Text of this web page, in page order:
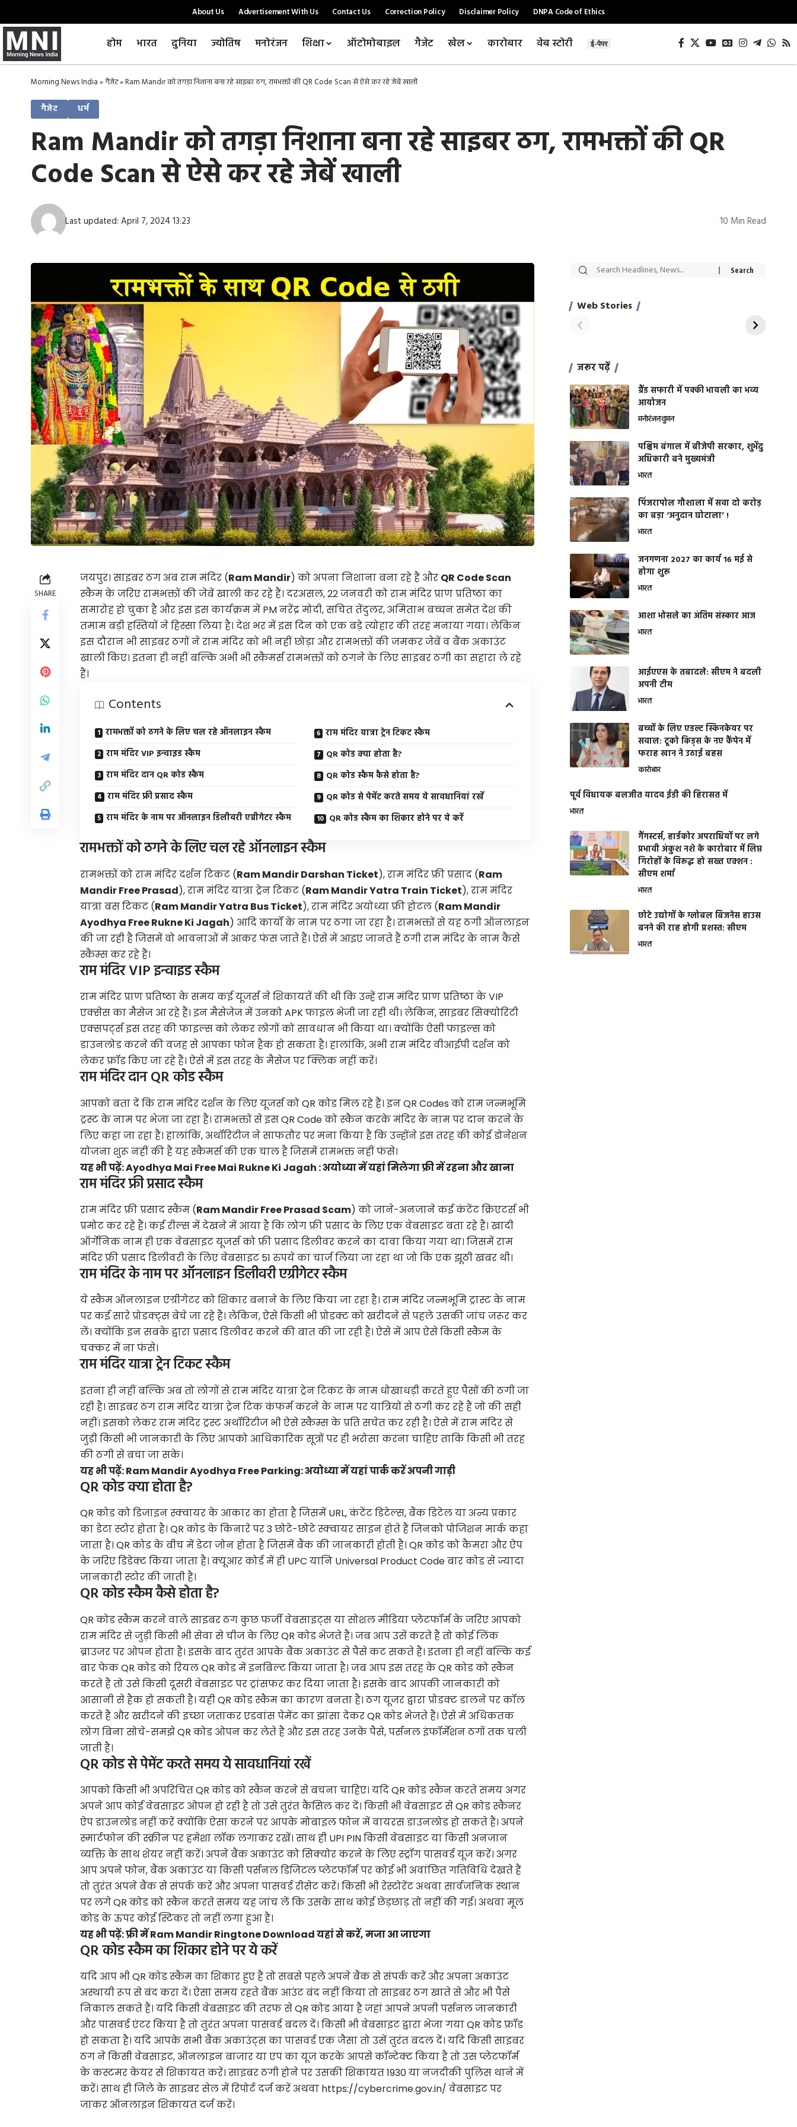
About Us Advertisement With Us Contact Us Correction Policy Disclaimer Policy DNPA Code of Ethics
होम भारत दुनिया ज्योतिष मनोरंजन शिक्षा ऑटोमोबाइल गैजेट खेल कारोबार वेब स्टोरी ई-पेपर
Morning News India»गैजेट»Ram Mandir को तगड़ा निशाना बना रहे साइबर ठग, रामभक्तों की QR Code Scan से ऐसे कर रहे जेबें खाली
गैजेट धर्म
Ram Mandir को तगड़ा निशाना बना रहे साइबर ठग, रामभक्तों की QR
Code Scan से ऐसे कर रहे जेबें खाली
Last updated: April 7, 2024 13:23 10 Min Read
SHARE
जयपुर। साइबर ठग अब राम मंदिर (Ram Mandir) को अपना निशाना बना रहे हैं और QR Code Scan
स्कैम के जरिए रामभक्तों की जेबें खाली कर रहे हैं। दरअसल, 22 जनवरी को राम मंदिर प्राण प्रतिष्ठा का
समारोह हो चुका है और इस इस कार्यक्रम में PM नरेंद्र मोदी, सचित तेंदुलर, अमिताभ बच्चन समेत देश की
तमाम बड़ी हस्तियों ने हिस्सा लिया है। देश भर में इस दिन को एक बड़े त्योहार की तरह मनाया गया। लेकिन
इस दौरान भी साइबर ठगों ने राम मंदिर को भी नहीं छोड़ा और रामभक्तों की जमकर जेबें व बैंक अकाउंट
खाली किए। इतना ही नहीं बल्कि अभी भी स्कैमर्स रामभक्तों को ठगने के लिए साइबर ठगी का सहारा ले रहे
हैं।
Contents
रामभक्तों को ठगने के लिए चल रहे ऑनलाइन स्कैम
राम मंदिर VIP इन्वाइड स्कैम
राम मंदिर दान QR कोड स्कैम
राम मंदिर फ्री प्रसाद स्कैम
राम मंदिर के नाम पर ऑनलाइन डिलीवरी एग्रीगेटर स्कैम
राम मंदिर यात्रा ट्रेन टिकट स्कैम
QR कोड क्या होता है?
QR कोड स्कैम कैसे होता है?
QR कोड से पेमेंट करते समय ये सावधानियां रखें
QR कोड स्कैम का शिकार होने पर ये करें
रामभक्तों को ठगने के लिए चल रहे ऑनलाइन स्कैम
रामभक्तों को राम मंदिर दर्शन टिकट (Ram Mandir Darshan Ticket), राम मंदिर फ्री प्रसाद (Ram
Mandir Free Prasad), राम मंदिर यात्रा ट्रेन टिकट (Ram Mandir Yatra Train Ticket), राम मंदिर
यात्रा बस​ ​टिकट (Ram Mandir Yatra Bus Ticket), राम मंदिर अयोध्या फ्री होटल (Ram Mandir
Ayodhya Free Rukne Ki Jagah) आदि कार्यों के नाम पर ठगा जा रहा है। रामभक्तों से यह ठगी ऑनलाइन
की जा रही है जिसमें वो भावनाओं में आकर फंस जाते हैं। ऐसे में आइए जानते हैं ठगी राम मंदिर के नाम कैसे
स्कैम्स कर रहे हैं।
राम मंदिर VIP इन्वाइड स्कैम
राम मंदिर प्राण प्रतिष्ठा के समय कई यूजर्स ने शिकायतें की थी कि उन्हें राम मंदिर प्राण प्रतिष्ठा के VIP
एक्सेस का मैसेज आ रहे हैं। इन मैसेजेज में उनको APK फाइल भेजी जा रही थी। लेकिन, साइबर सिक्योरिटी
एक्सपर्ट्स इस तरह की फाइल्स को लेकर लोगों को सावधान भी किया था। क्योंकि ऐसी फाइल्स को
डाउनलोड करने की वजह से आपका फोन हैक हो सकता है। हालांकि, अभी राम मंदिर वीआईपी दर्शन को
लेकर फ्रॉड किए जा रहे हैं। ऐसे में इस तरह के मैसेज पर क्लिक नहीं करें।
राम मंदिर दान QR कोड स्कैम
आपको बता दें कि राम मंदिर दर्शन के लिए यूजर्स को QR कोड मिल रहे हैं। इन QR Codes को राम जन्मभूमि
ट्रस्ट के नाम पर भेजा जा रहा है। रामभक्तों से इस QR Code को स्कैन करके मंदिर के नाम पर दान करने के
लिए कहा जा रहा है। हालांकि, अथॉरिटीज ने साफतौर पर मना किया है कि उन्होंने इस तरह की कोई डोनेशन
योजना शुरू नहीं की है यह स्कैमर्स की एक चाल है जिसमें रामभक्त नहीं फंसे।
यह भी पढ़ें:Ayodhya Mai Free Mai Rukne Ki Jagah : अयोध्या में यहां मिलेगा फ्री में रहना और खाना
राम मंदिर फ्री प्रसाद स्कैम
राम मंदिर फ्री प्रसाद स्कैम (Ram Mandir Free Prasad Scam) को जाने-अनजाने कई कंटेंट क्रिएटर्स भी
प्रमोट कर रहे हैं। कई रील्स में देखने में आया है कि लोग फ्री प्रसाद के लिए एक वेबसाइट बता रहे हैं। खादी
ऑर्गेनिक नाम ही एक वेबसाइट यूजर्स को फ्री प्रसाद डिलीवर करने का दावा किया गया था। जिसमेंराम
मंदिरफ्री प्रसाद डिलीवरी के लिए वेबसाइट 51 रुपये का चार्ज लिया जा रहा था जो कि एक झूठी खबर थी।
राम मंदिर के नाम पर ऑनलाइन डिलीवरी एग्रीगेटर स्कैम
ये स्कैम ऑनलाइन एग्रीगेटर को शिकार बनाने के लिए किया जा रहा है। राम मंदिर जन्मभूमि ट्रास्ट के नाम
पर कई सारे प्रोडक्ट्स बेचे जा रहे हैं। लेकिन, ऐसे किसी भी प्रोडक्ट को खरीदने से पहले उसकी जांच जरूर कर
लें। क्योंकि इन सबके द्वारा प्रसाद डिलीवर करने की बात की जा रही है। ऐसे में आप ऐसे किसी स्कैम के
चक्कर में ना फंसे।
राम मंदिर यात्रा ट्रेन टिकट स्कैम
इतना ही नहीं बल्कि अब तो लोगों से राम मंदिर यात्रा ट्रेन टिकट के नाम धोखाधड़ी करते हुए पैसों की ठगी जा
रही है। साइबर ठग राम मंदिर यात्रा ट्रेन टिक कंफर्म करने के नाम पर यात्रियों से ठगी कर रहे हैं जो की सही
नहीं। इसको लेकर राम मंदिर ट्रस्ट अथॉरिटीज भी ऐसे स्कैम्स के प्रति सचेत कर रही है। ऐसे में राम मंदिर से
जुड़ी किसी भी जानकारी के लिए आपको आधिकारिक सूत्रों पर ही भरोसा करना चाहिए ताकि किसी भी तरह
की ठगी से बचा जा सके।
यह भी पढ़ें:Ram Mandir Ayodhya Free Parking: अयोध्या में यहां पार्क करें अपनी गाड़ी
QR कोड क्या होता है?
QR कोड को डिजाइन स्क्वायर के आकार का होता है जिसमें URL, कंटेंट डिटेल्स, बैंक डिटेल या अन्य प्रकार
का डेटा स्टोर होता है। QR कोड के किनारे पर 3 छोटे-छोटे स्क्वायर साइन होते हैं जिनको पोजिशन मार्क कहा
जाता है। QR कोड के बीच में डेटा जोन होता है जिसमें बैंक की जानकारी होती है। QR कोड को कैमरा और ऐप
के जरिए डिडेक्ट किया जाता है। क्यूआर कोर्ड में ही UPC यानि Universal Product Code बार कोड से ज्यादा
जानकारी स्टोर की जाती है।
QR कोड स्कैम कैसे होता है?
QR कोड स्कैम करने वाले साइबर ठग कुछ फर्जी वेबसाइट्स या सोशल मीडिया प्लेटफॉर्म के जरिए आपको
राम मंदिर से जुड़ी किसी भी सेवा से चीज के लिए QR कोड भेजते हैं। जब आप उसें करते हैं तो कोई लिंक
ब्राउजर पर ओपन होता है। इसके बाद तुरंत आपके बैंक अकाउंट से पैसे कट सकते हैं। इतना ही नहीं बल्कि कई
बार फेक QR कोड को रियल QR कोड में इनबिल्ट किया जाता है। जब आप इस तरह के QR कोड को स्कैन
करते हैं तो उसे किसी दूसरी वेबसाइट पर ट्रांसफर कर दिया जाता है। इसके बाद आपकी जानकारी को
आसानी से हैक हो सकती है। यही QR कोड स्कैम का कारण बनता है। ठग यूजर द्वारा प्रोडक्ट डालने पर कॉल
करते हैं और खरीदने की इच्छा जताकर एडवांस पेमेंट का झांसा देकर QR कोड भेजते हैं। ऐसे में अधिकतक
लोग बिना सोचे-समझे QR कोड ओपन कर लेते हैं और इस तरह उनके पैसे, पर्सनल इंफॉर्मेशन ठगों तक चली
जाती है।
QR कोड से पेमेंट करते समय ये सावधानियां रखें
आपको किसी भी अपरिचित QR कोड को स्कैन करने से बचना चाहिए। यदि QR कोड स्कैन करते समय अगर
अपने आप कोई वेबसाइट ओपन हो रही है तो उसे तुरंत कैंसिल कर दें। किसी भी वेबसाइट से QR कोड स्कैनर
ऐप डाउनलोड नहीं करें क्योंकि ऐसा करने पर आपके मोबाइल फोन में वायरस डाउनलोड हो सकते हैं। अपने
स्मार्टफोन की स्क्रीन पर हमेशा लॉक लगाकर रखें। साथ ही UPI PIN किसी वेबसाइट या किसी अनजान
व्यक्ति के साथ शेयर नहीं करें। अपने बैंक अकाउंट को सिक्योर करने के लिए स्ट्रॉंग पासवर्ड यूज करें। अगर
आप अपने फोन, बैंक अकाउंट या किसी पर्सनल डिजिटल प्लेटफॉर्म पर कोई भी अवांछित गतिविधि देखते हैं
तो तुरंत अपने बैंक से संपर्क करें और अपना पासवर्ड रीसेट करें। किसी भी रेस्टोरेंट अथवा सार्वजनिक स्थान
पर लगे QR कोड को स्कैन करते समय यह जांच लें कि उसके साथ कोई छेड़छाड़ तो नहीं की गई। अथवा मूल
कोड के ऊपर कोई स्टिकर तो नहीं लगा हुआ है।
यह भी पढ़ें:फ्री में Ram Mandir Ringtone Download यहां से करें, मजा आ जाएगा
QR कोड स्कैम का शिकार होने पर ये करें
यदि आप भी QR कोड स्कैम का शिकार हुए हैं तो सबसे पहले अपने बैंक से संपर्क करें और अपना अकाउंट
अस्थायी रूप से बंद करा दें। ऐसा समय रहते बैंक आउंट बंद नहीं किया तो साइबर ठग खाते से और भी पैसे
निकाल सकते हैं। यदि किसी वेबसाइट की तरफ से QR कोड आया है जहां आपने अपनी पर्सनल जानकारी
और पासवर्ड एंटर किया है तो तुरंत अपना पासवर्ड बदल दें। किसी भी वेबसाइट द्वारा भेजा गया QR कोड फ्रॉड
हो सकता है। यदि आपके सभी बैंक अकाउंट्स का पासवर्ड एक जैसा तो उसें तुरंत बदल दें। यदि किसी साइबर
ठग ने किसी वेबसाइट, ऑनलाइन बाजार या एप का यूज करके आपसे कॉन्टेक्ट किया है तो उस प्लेटफॉर्म
के कस्टमर केयर से शिकायत करें। साइबर ठगी होने पर उसकी शिकायत 1930 या नजदीकी पुलिस थाने में
करें। साथ ही जिले के साइबर सेल में रिपोर्ट दर्ज करें अथवा https://cybercrime.gov.in/ वेबसाइट पर
जाकर ऑनलाइन शिकायत दर्ज करें।
Web Stories
सट्टेबाजी में अरेस्ट हुए
साहिल खान
रोज एक कच्चे लहसुन
जरूर पढ़ें
ग्रैंड सफारी में पक्की भायली का भव्य
आयोजन
मनोरंजनवुमन
पश्चिम बंगाल में बीजेपी सरकार, शुभेंदु
अधिकारी बने मुख्यमंत्री
भारत
​पिंजरापोल गौशाला में सवा दो करोड़
का बड़ा ‘अनुदान घोटाला’ !
भारत
जनगणना 2027 का कार्य 16 मई से
होगा शुरू
भारत
आशा भोसले का अंतिम संस्कार आज
भारत
आईएएस के तबादले: सीएम ने बदली
अपनी टीम
भारत
बच्चों के लिए एडल्ट स्किनकेयर पर
सवाल: टूको किड्स के नए कैंपेन में
फराह खान ने उठाई बहस
कारोबार
पूर्व विधायक बलजीत यादव ईडी की हिरासत में
भारत
गैंगस्टर्स, हार्डकोर अपराधियों पर लगे
प्रभावी अंकुश नशे के कारोबार में लिप्त
गिरोहों के विरूद्ध हो सख्त एक्शन :
सीएम शर्मा
भारत
छोटे उद्योगों के ग्लोबल बिजनेस हाउस
बनने की राह होगी प्रशस्त: सीएम
भारत